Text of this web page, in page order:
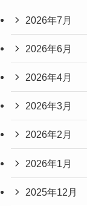
2026年7月
2026年6月
2026年4月
2026年3月
2026年2月
2026年1月
2025年12月